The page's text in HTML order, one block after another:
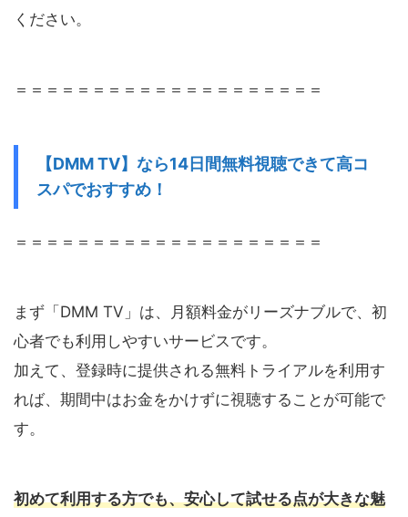
ください。
＝＝＝＝＝＝＝＝＝＝＝＝＝＝＝＝＝＝＝＝
【DMM TV】なら14日間無料視聴できて高コ
スパでおすすめ！
＝＝＝＝＝＝＝＝＝＝＝＝＝＝＝＝＝＝＝＝
まず「DMM TV」は、月額料金がリーズナブルで、初
心者でも利用しやすいサービスです。
加えて、登録時に提供される無料トライアルを利用す
れば、期間中はお金をかけずに視聴することが可能で
す。
初めて利用する方でも、安心して試せる点が大きな魅